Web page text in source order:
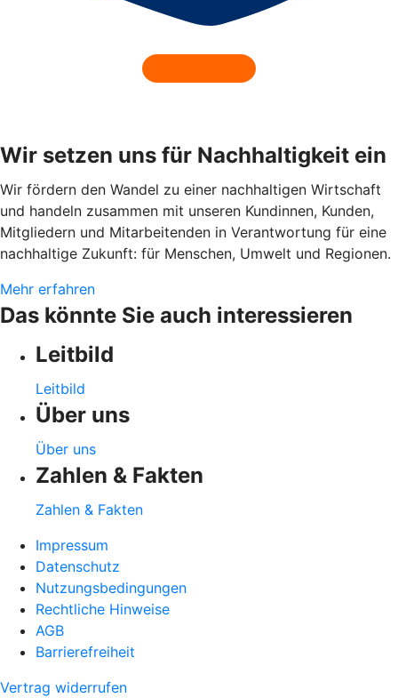
Wir setzen uns für Nachhaltigkeit ein
Wir fördern den Wandel zu einer nachhaltigen Wirtschaft
und handeln zusammen mit unseren Kundinnen, Kunden,
Mitgliedern und Mitarbeitenden in Verantwortung für eine
nachhaltige Zukunft: für Menschen, Umwelt und Regionen.
Mehr erfahren
Das könnte Sie auch interessieren
Leitbild
Leitbild
Über uns
Über uns
Zahlen & Fakten
Zahlen & Fakten
Impressum
Datenschutz
Nutzungsbedingungen
Rechtliche Hinweise
AGB
Barrierefreiheit
Vertrag widerrufen